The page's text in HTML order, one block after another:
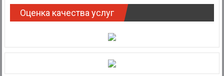
Оценка качества услуг